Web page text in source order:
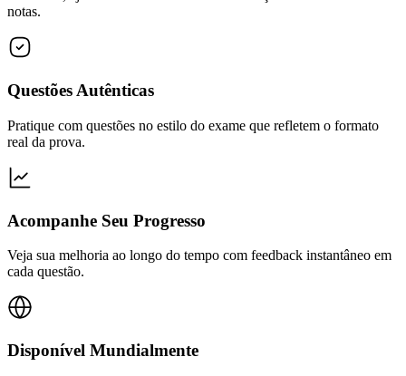
notas.
Questões Autênticas
Pratique com questões no estilo do exame que refletem o formato
real da prova.
Acompanhe Seu Progresso
Veja sua melhoria ao longo do tempo com feedback instantâneo em
cada questão.
Disponível Mundialmente